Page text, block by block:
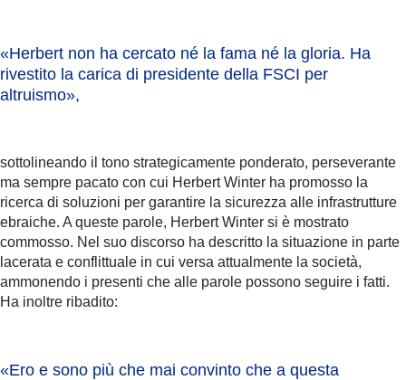
«Herbert non ha cercato né la fama né la gloria. Ha
rivestito la carica di presidente della FSCI per
altruismo»,
sottolineando il tono strategicamente ponderato, perseverante
ma sempre pacato con cui Herbert Winter ha promosso la
ricerca di soluzioni per garantire la sicurezza alle infrastrutture
ebraiche. A queste parole, Herbert Winter si è mostrato
commosso. Nel suo discorso ha descritto la situazione in parte
lacerata e conflittuale in cui versa attualmente la società,
ammonendo i presenti che alle parole possono seguire i fatti.
Ha inoltre ribadito:
«Ero e sono più che mai convinto che a questa